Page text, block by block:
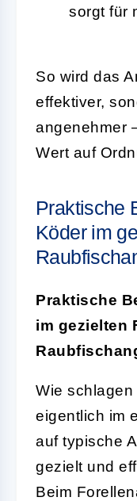
sorgt für
So wird das
effektiver,
angenehmer
Wert auf
Praktische
Köder im
Praktische
im gezielten
Wie
eigentlich im
auf typische
gezielt und
Beim